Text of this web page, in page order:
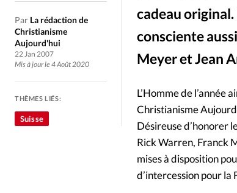
Culture
Dossier
Génération réveil
Publireportage
Société
Tour du monde
Vécu
cadeau
consciente
Meyer et Jean
Par La rédaction de
Christianisme
Aujourd'hui
22 Jan 2007
Mis à jour le 4 Août 2020
THÈMES LIÉS:
Suisse
L’Homme de l’année
Christianisme
Désireuse d’honorer
Rick Warren, Franck
mises à disposition
d’intercession pour la